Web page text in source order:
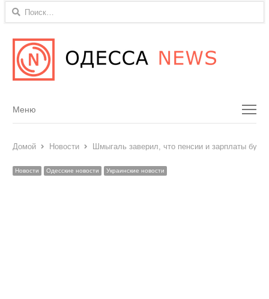
Найти:
Menu
Меню
Домой Новости Шмыгаль заверил, что пенсии и зарплаты
Новости Одесские новости Украинские новости